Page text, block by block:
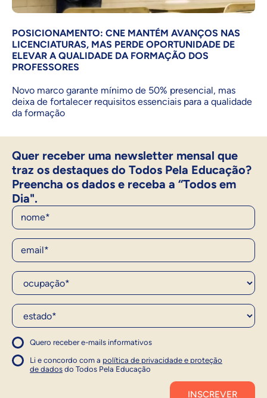
POSICIONAMENTO: CNE MANTÉM AVANÇOS NAS
LICENCIATURAS, MAS PERDE OPORTUNIDADE DE
ELEVAR A QUALIDADE DA FORMAÇÃO DOS
PROFESSORES
Novo marco garante mínimo de 50% presencial, mas
deixa de fortalecer requisitos essenciais para a qualidade
da formação
Quer receber uma newsletter mensal que
traz os destaques do Todos Pela Educação?
Preencha os dados e receba a “Todos em
Dia".
Nome
E-Mail
Ocupação*
Estado*
Quero receber e-mails informativos
1
Concordo com a política
Concordo com a política
Li e concordo com a política de privacidade e proteção
de dados do Todos Pela Educação
1